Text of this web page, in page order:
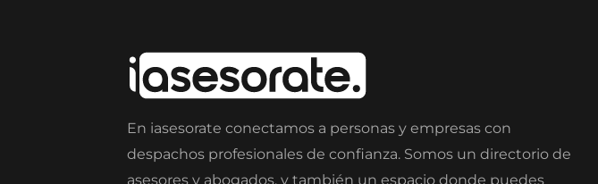
En iasesorate conectamos a personas y empresas con
despachos profesionales de confianza. Somos un directorio de
asesores y abogados, y también un espacio donde puedes